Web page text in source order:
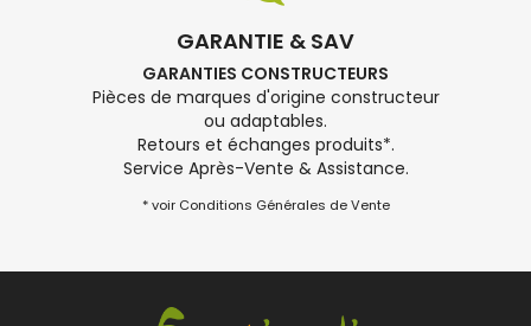
GARANTIE & SAV
GARANTIES CONSTRUCTEURS
Pièces de marques d'origine constructeur
ou adaptables.
Retours et échanges produits*.
Service Après-Vente & Assistance.
* voir Conditions Générales de Vente